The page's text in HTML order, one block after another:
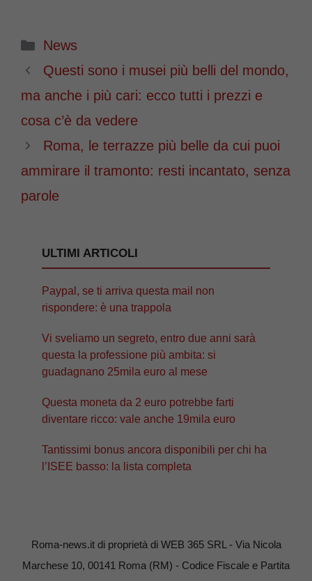
Categorie
News
Questi sono i musei più belli del mondo,
ma anche i più cari: ecco tutti i prezzi e
cosa c’è da vedere
Roma, le terrazze più belle da cui puoi
ammirare il tramonto: resti incantato, senza
parole
ULTIMI ARTICOLI
Paypal, se ti arriva questa mail non
rispondere: è una trappola
Vi sveliamo un segreto, entro due anni sarà
questa la professione più ambita: si
guadagnano 25mila euro al mese
Questa moneta da 2 euro potrebbe farti
diventare ricco: vale anche 19mila euro
Tantissimi bonus ancora disponibili per chi ha
l’ISEE basso: la lista completa
Roma-news.it di proprietà di WEB 365 SRL - Via Nicola
Marchese 10, 00141 Roma (RM) - Codice Fiscale e Partita